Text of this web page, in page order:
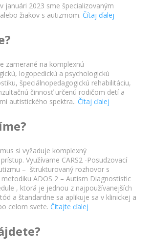
januári 2023 sme špecializovaným
žiakov s autizmom. Čítaj ďalej
zamerané na komplexnú
logopedickú a psychologickú
špeciálnopedagogickú rehabilitáciu,
činnosť určenú rodičom detí a
autistického spektra.. Čítaj ďalej
si vyžaduje komplexný
Využívame CARS2 -Posudzovací
– štrukturovaný rozhovor s
ADOS 2 – Autism Diagnostistic
, ktorá je jednou z najpoužívanejších
a štandardne sa aplikuje sa v klinickej a
celom svete. Čítajte ďalej